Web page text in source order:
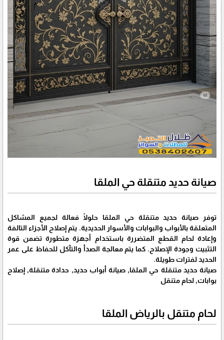
صيانة حديد متنقلة حي الملقا
توفر صيانة حديد متنقلة حي الملقا حلولًا فعالة لجميع المشاكل
المتعلقة بالأبواب والبوابات والأسوار الحديدية. يتم إصلاح الأجزاء التالفة
وإعادة لحام القطع المتضررة باستخدام أجهزة متطورة تضمن قوة
التثبيت وجودة الإصلاح. كما يتم معالجة الصدأ والتآكل للحفاظ على عمر
الحديد لفترات طويلة.
صيانة حديد متنقلة حي الملقا, صيانة أبواب حديد, حدادة متنقلة, إصلاح
بوابات, لحام متنقل
لحام متنقل بالرياض الملقا